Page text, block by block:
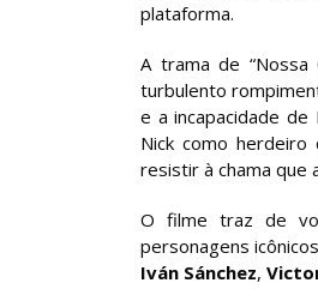
plataforma.
A trama de “Nossa
turbulento
e a incapacidade
Nick como
resistir à chama que
O filme traz de
personagens
Iván Sánchez,